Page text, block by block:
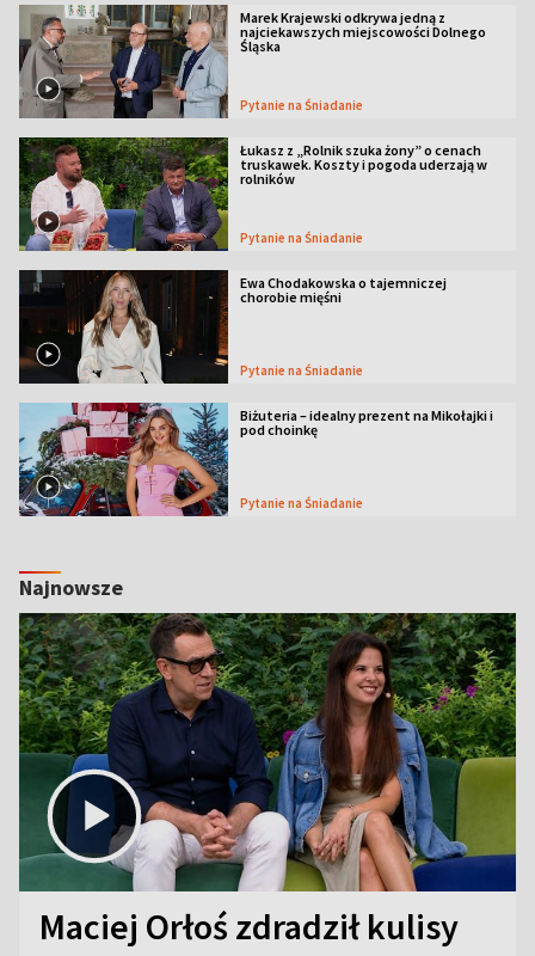
Marek Krajewski odkrywa jedną z
najciekawszych miejscowości Dolnego
Śląska
Pytanie na Śniadanie
Łukasz z „Rolnik szuka żony” o cenach
truskawek. Koszty i pogoda uderzają w
rolników
Pytanie na Śniadanie
Ewa Chodakowska o tajemniczej
chorobie mięśni
Pytanie na Śniadanie
Biżuteria – idealny prezent na Mikołajki i
pod choinkę
Pytanie na Śniadanie
Najnowsze
Maciej Orłoś zdradził kulisy